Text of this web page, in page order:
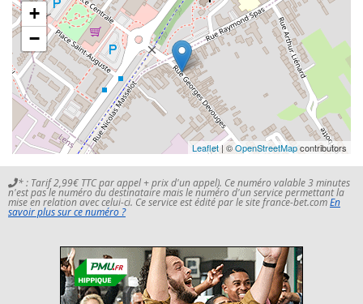
+
−
Leaflet| ©OpenStreetMapcontributors
* : Tarif 2,99€ TTC par appel + prix d'un appel). Ce numéro valable 3 minutes
n'est pas le numéro du destinataire mais le numéro d'un service permettant la
mise en relation avec celui-ci. Ce service est édité par le site france-bet.comEn
savoir plus sur ce numéro ?